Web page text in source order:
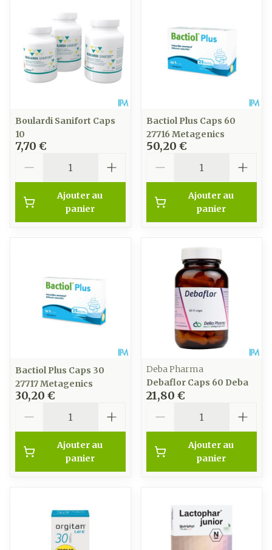
Boulardi Sanifort Caps
10
7,70 €
Ajouter au
panier
Bactiol Plus Caps 60
27716 Metagenics
50,20 €
Ajouter au
panier
Bactiol Plus Caps 30
27717 Metagenics
30,20 €
Ajouter au
panier
Deba Pharma
Debaflor Caps 60 Deba
21,80 €
Ajouter au
panier